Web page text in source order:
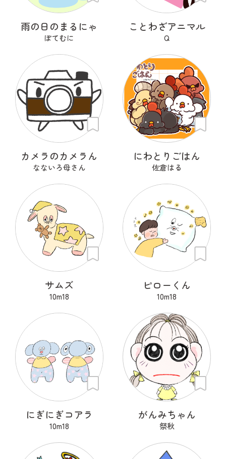
雨の日のまるにゃ
ぽてむに
ことわざアニマル
Q
カメラのカメラん
なないろ母さん
にわとりごはん
佐倉はる
サムズ
10m18
ピローくん
10m18
にぎにぎコアラ
10m18
がんみちゃん
祭秋